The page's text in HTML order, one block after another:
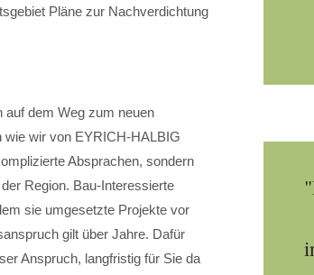
Pläne zur Nachverdichtung
auf dem Weg zum neuen
wie wir von EYRICH-HALBIG
Absprachen, sondern
Region. Bau-Interessierte
sie umgesetzte Projekte vor
gilt über Jahre. Dafür
Anspruch, langfristig für Sie da